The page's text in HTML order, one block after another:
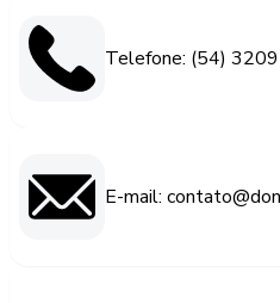
Telefone: (54)
E-mail: